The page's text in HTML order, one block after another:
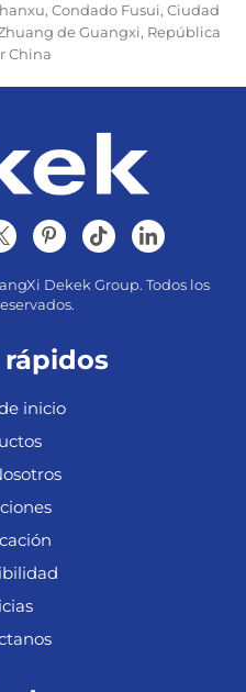
Condado Fusui, Ciudad
de Guangxi, República
China
Dekek Group. Todos los
rápidos
inicio